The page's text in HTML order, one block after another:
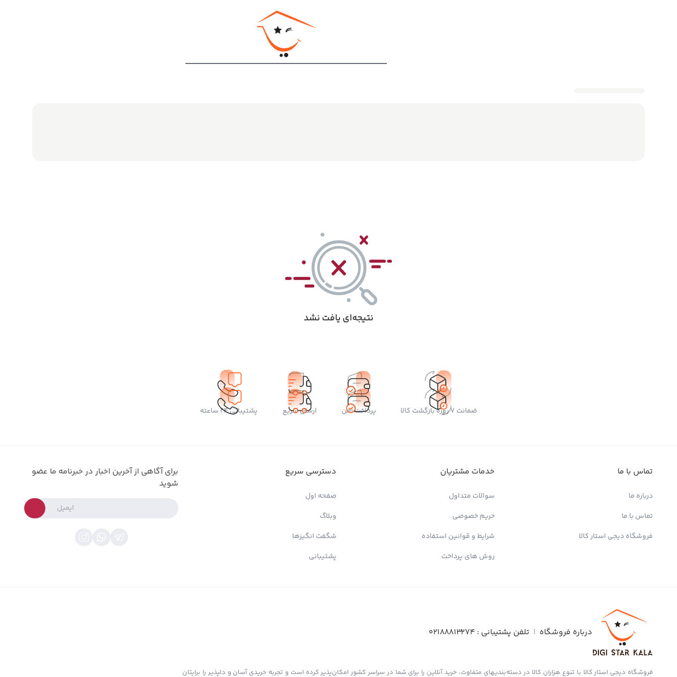
نتیجه‌ای یافت نشد
ضمانت 7 روزه بازگشت کالا پرداخت امن ارسال سریع پشتیبانی 24 ساعته
تماس با ما
درباره ما
تماس با ما
فروشگاه دیجی استار کالا
خدمات مشتریان
سوالات متداول
حریم خصوصی
شرایط و قوانین استفاده
روش های پرداخت
دسترسی سریع
صفحه اول
وبلاگ
شگفت انگیزها
پشتیبانی
برای آگاهی از آخرین اخبار در خبرنامه ما عضو
شوید
درباره فروشگاه | تلفن پشتیبانی : 02188813274
فروشگاه دیجی استار کالا با تنوع هزاران کالا در دسته‌بندیهای متفاوت، خرید آنلاین را برای شما در سراسر کشور امکان‌پذیر کرده است و تجربه خریدی آسان و دلپذیر را برایتان